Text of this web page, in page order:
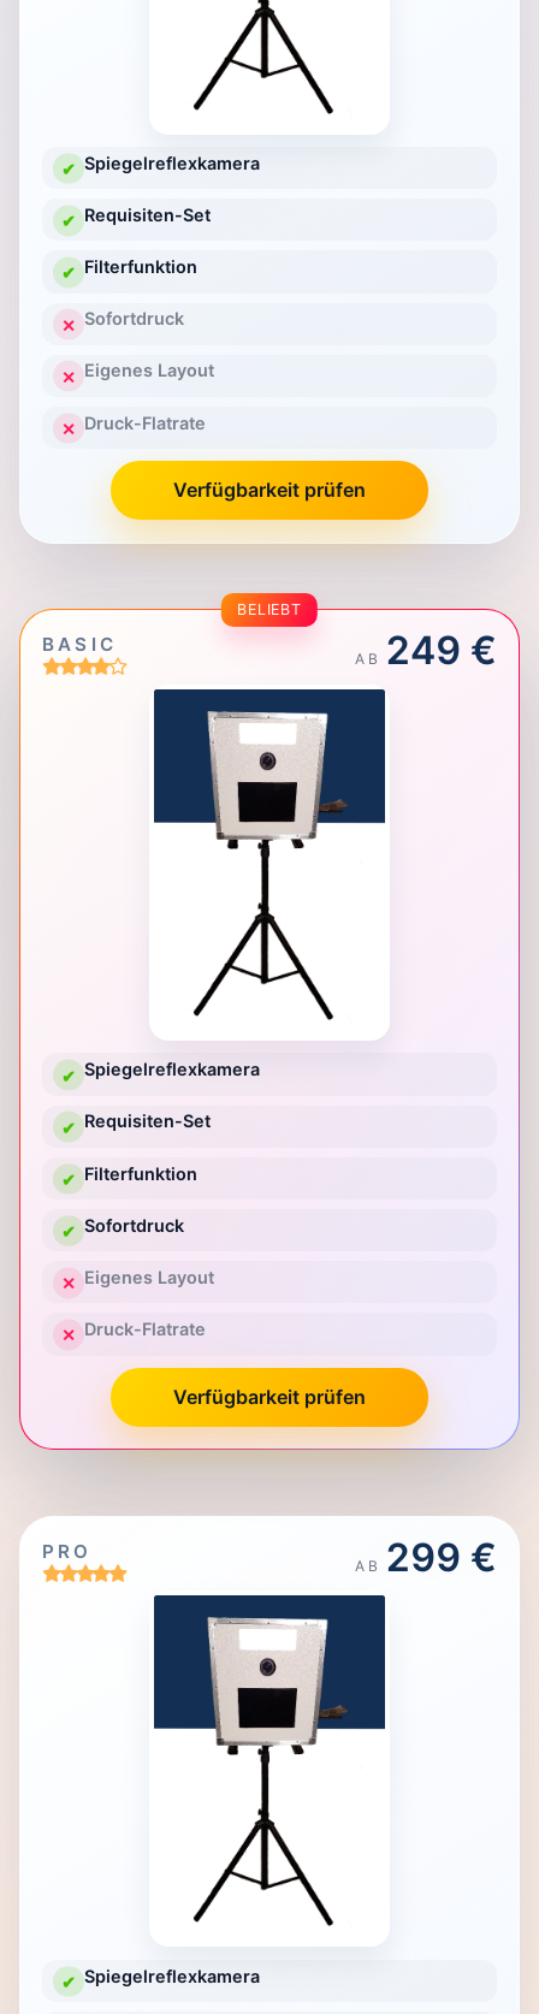
✔ Spiegelreflexkamera
✔ Requisiten-Set
✔ Filterfunktion
✕ Sofortdruck
✕ Eigenes Layout
✕ Druck-Flatrate
Verfügbarkeit prüfen
BELIEBT
BASIC
AB 249 €
✔ Spiegelreflexkamera
✔ Requisiten-Set
✔ Filterfunktion
✔ Sofortdruck
✕ Eigenes Layout
✕ Druck-Flatrate
Verfügbarkeit prüfen
PRO
AB 299 €
✔ Spiegelreflexkamera